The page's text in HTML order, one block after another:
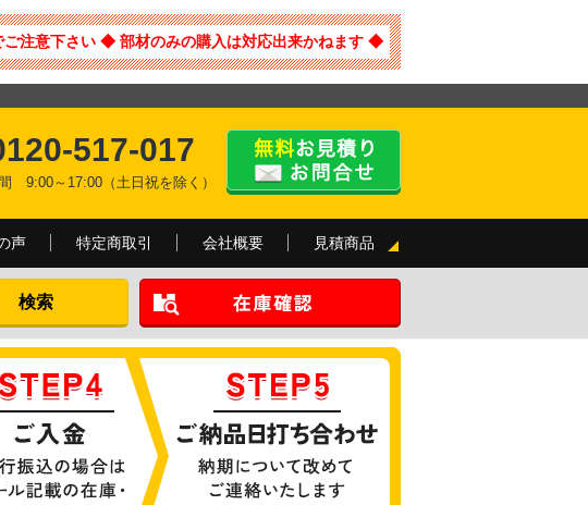
注意下さい ◆ 部材のみの購入は対応出来かねます ◆
517-017
9:00～17:00（土日祝を除く）
声 特定商取引 会社概要 見積商品